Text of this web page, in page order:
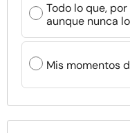
Todo lo que,
aunque nunca
Mis momentos